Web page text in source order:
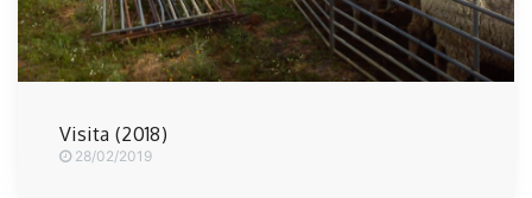
Visita (2018)
28/02/2019